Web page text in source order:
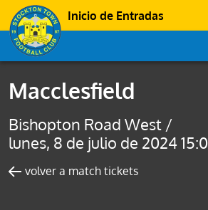
Inicio de Entradas
Macclesfield
Bishopton Road West /
lunes, 8 de julio de 2024
volver a match tickets